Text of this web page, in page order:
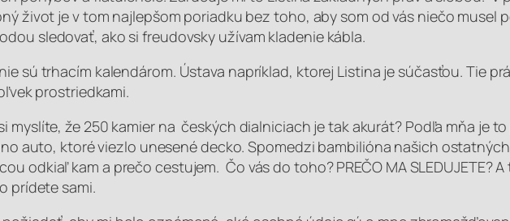
život je v tom najlepšom poriadku bez toho, aby som od vás niečo musel
sledovať, ako si freudovsky užívam kladenie kábla.
sú trhacím kalendárom. Ústava napríklad, ktorej Listina je súčasťou. Tie
prostriedkami.
myslíte, že 250 kamier na českých dialniciach je tak akurát? Podľa mňa je
auto, ktoré viezlo unesené decko. Spomedzi bambilióna našich
odkiaľ kam a prečo cestujem. Čo vás do toho?PREČO MA SLEDUJETE?A
prídete sami.